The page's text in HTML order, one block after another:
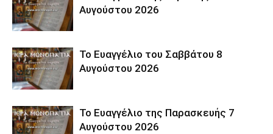
Αυγούστου 2026
Το Ευαγγέλιο του Σαββάτου 8
Αυγούστου 2026
Το Ευαγγέλιο της Παρασκευής 7
Αυγούστου 2026